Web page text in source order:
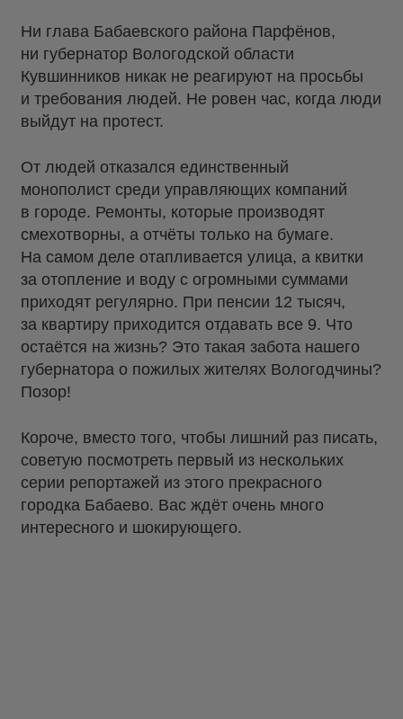
Ни глава Бабаевского района Парфёнов,
ни губернатор Вологодской области
Кувшинников никак не реагируют на просьбы
и требования людей. Не ровен час, когда люди
выйдут на протест.
От людей отказался единственный
монополист среди управляющих компаний
в городе. Ремонты, которые производят
смехотворны, а отчёты только на бумаге.
На самом деле отапливается улица, а квитки
за отопление и воду с огромными суммами
приходят регулярно. При пенсии 12 тысяч,
за квартиру приходится отдавать все 9. Что
остаётся на жизнь? Это такая забота нашего
губернатора о пожилых жителях Вологодчины?
Позор!
Короче, вместо того, чтобы лишний раз писать,
советую посмотреть первый из нескольких
серии репортажей из этого прекрасного
городка Бабаево. Вас ждёт очень много
интересного и шокирующего.